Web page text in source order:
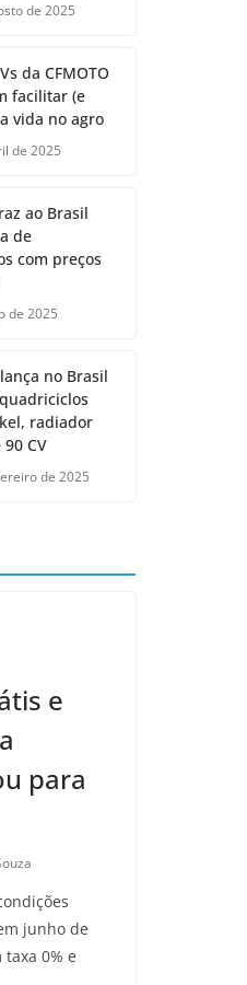
de 2025
da CFMOTO
facilitar (e
vida no agro
de 2025
ao Brasil
de
com preços
de 2025
no Brasil
radiador
CV
de 2025
e
para
junho de
0% e